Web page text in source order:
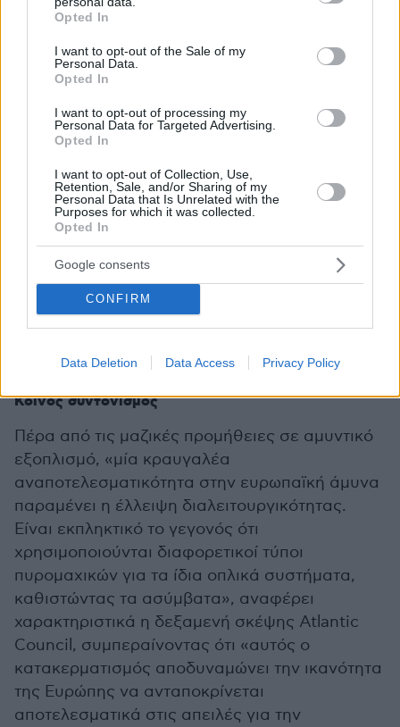
grant or deny consent to Google and its third-party tags to
use your data for below specified purposes in below Google
consent section.
Opted In
I want to opt-out of the Sale of my
Personal Data.
Opted In
I want to opt-out of processing my
Personal Data for Targeted Advertising.
Opted In
I want to opt-out of Collection, Use,
Retention, Sale, and/or Sharing of my
Personal Data that Is Unrelated with the
Purposes for which it was collected.
Opted In
Google consents
CONFIRM
Data Deletion Data Access Privacy Policy
Κοινός συντονισμός
Πέρα από τις μαζικές προμήθειες σε αμυντικό
εξοπλισμό, «μία κραυγαλέα
αναποτελεσματικότητα στην ευρωπαϊκή άμυνα
παραμένει η έλλειψη διαλειτουργικότητας.
Είναι εκπληκτικό το γεγονός ότι
χρησιμοποιούνται διαφορετικοί τύποι
πυρομαχικών για τα ίδια οπλικά συστήματα,
καθιστώντας τα ασύμβατα», αναφέρει
χαρακτηριστικά η δεξαμενή σκέψης Atlantic
Council, συμπεραίνοντας ότι «αυτός ο
κατακερματισμός αποδυναμώνει την ικανότητα
της Ευρώπης να ανταποκρίνεται
αποτελεσματικά στις απειλές για την